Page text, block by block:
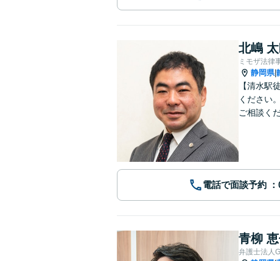
北嶋
ミモザ法律
静岡県|
【清水駅
ください
ご相談く
電話で面談予約
青柳
弁護士法人